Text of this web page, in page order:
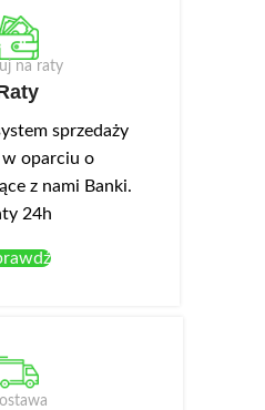
na raty
sprzedaży
oparciu o
z nami Banki.
24h